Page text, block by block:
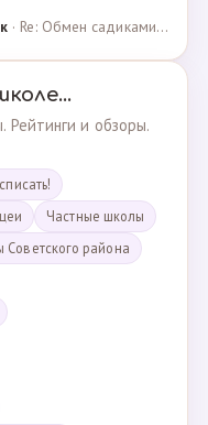
· Re: Обмен садиками, продажа путевок · 25.01.2023
Рейтинги и обзоры.
Частные школы
Советского района